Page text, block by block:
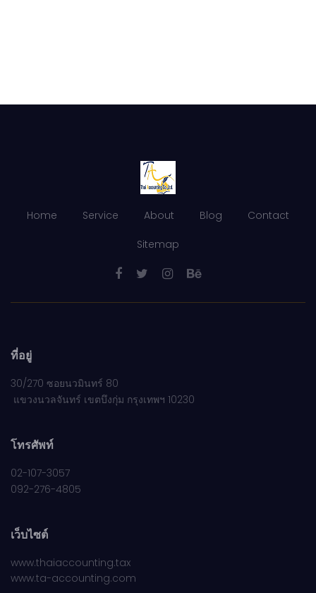
Home Service About Blog Contact
Sitemap
ที่อยู่
30/270 ซอยนวมินทร์ 80
แขวงนวลจันทร์ เขตบึงกุ่ม กรุงเทพฯ 10230
โทรศัพท์
02-107-3057
092-276-4805
เว็บไซต์
www.thaiaccounting.tax
www.ta-accounting.com